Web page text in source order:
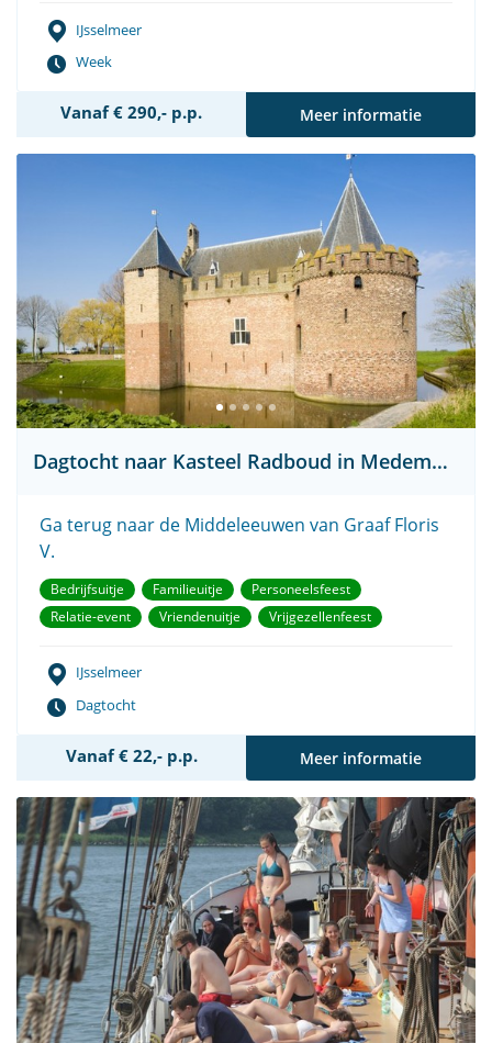
IJsselmeer
Week
Vanaf € 290,- p.p. Meer informatie
Dagtocht naar Kasteel Radboud in Medemblik
Ga terug naar de Middeleeuwen van Graaf Floris
V.
Bedrijfsuitje Familieuitje
Personeelsfeest
Relatie-event
Vriendenuitje Vrijgezellenfeest
IJsselmeer
Dagtocht
Vanaf € 22,- p.p. Meer informatie